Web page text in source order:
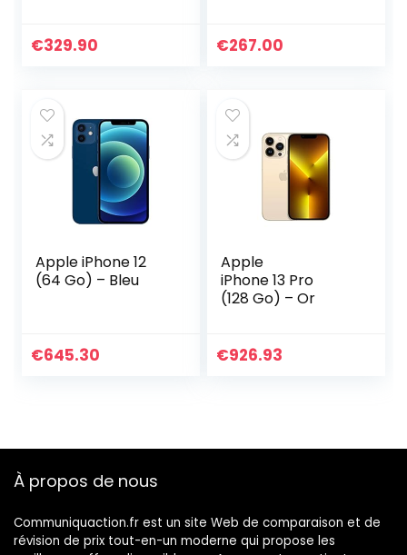
€329.90 €267.00
Apple iPhone 12
(64 Go) – Bleu
€645.30
Apple
iPhone 13 Pro
(128 Go) – Or
€926.93
À propos de nous
Communiquaction.fr est un site Web de comparaison et de
révision de prix tout-en-un moderne qui propose les